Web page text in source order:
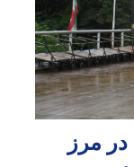
مرز